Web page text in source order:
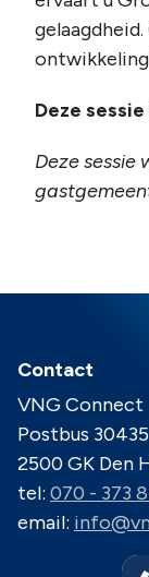
Deze
Deze
Contact
VNG Connect
Postbus 30435
2500 GK Den
tel: 070 - 373
email: